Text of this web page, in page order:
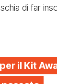
di far
il Kit